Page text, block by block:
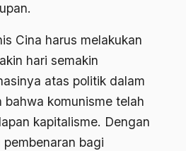
Cina harus melakukan
hari semakin
atas politik dalam
bahwa komunisme telah
kapitalisme. Dengan
bagi